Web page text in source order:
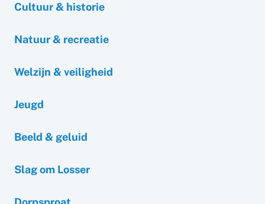
Cultuur & historie
Natuur & recreatie
Welzijn & veiligheid
Jeugd
Beeld & geluid
Slag om Losser